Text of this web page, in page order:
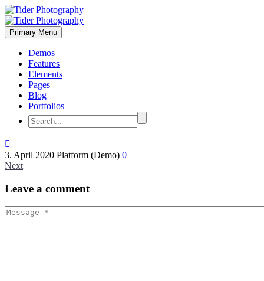
Primary Menu
Demos
Features
Elements
Pages
Blog
Portfolios

3. April 2020 Platform (Demo) 0
Next
Leave a comment